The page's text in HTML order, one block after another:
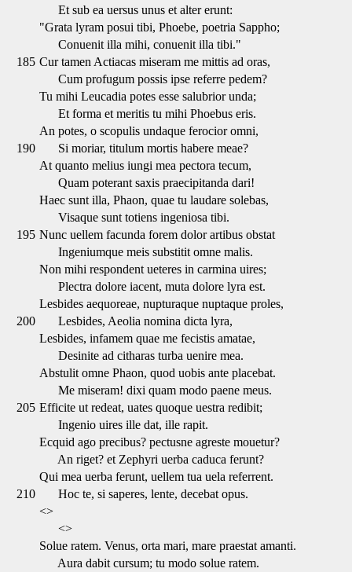
Et sub ea uersus unus et alter erunt:
"Grata lyram posui tibi, Phoebe, poetria Sappho;
Conuenit illa mihi, conuenit illa tibi."
185 Cur tamen Actiacas miseram me mittis ad oras,
Cum profugum possis ipse referre pedem?
Tu mihi Leucadia potes esse salubrior unda;
Et forma et meritis tu mihi Phoebus eris.
An potes, o scopulis undaque ferocior omni,
190
Si moriar, titulum mortis habere meae?
At quanto melius iungi mea pectora tecum,
Quam poterant saxis praecipitanda dari!
Haec sunt illa, Phaon, quae tu laudare solebas,
Visaque sunt totiens ingeniosa tibi.
195 Nunc uellem facunda forem dolor artibus obstat
Ingeniumque meis substitit omne malis.
Non mihi respondent ueteres in carmina uires;
Plectra dolore iacent, muta dolore lyra est.
Lesbides aequoreae, nupturaque nuptaque proles,
200
Lesbides, Aeolia nomina dicta lyra,
Lesbides, infamem quae me fecistis amatae,
Desinite ad citharas turba uenire mea.
Abstulit omne Phaon, quod uobis ante placebat.
Me miseram! dixi quam modo paene meus.
205 Efficite ut redeat, uates quoque uestra redibit;
Ingenio uires ille dat, ille rapit.
Ecquid ago precibus? pectusne agreste mouetur?
An riget? et Zephyri uerba caduca ferunt?
Qui mea uerba ferunt, uellem tua uela referrent.
210
Hoc te, si saperes, lente, decebat opus.
<>
<>
Solue ratem. Venus, orta mari, mare praestat amanti.
Aura dabit cursum; tu modo solue ratem.